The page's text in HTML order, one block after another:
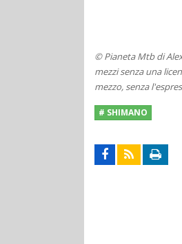
© Pianeta Mtb di
mezzi senza una
mezzo, senza
# SHIMANO